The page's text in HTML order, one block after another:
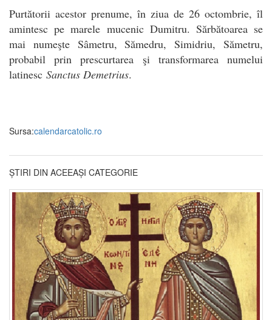
Purtătorii acestor prenume, în ziua de 26 octombrie, îl
amintesc pe marele mucenic Dumitru. Sărbătoarea se
mai numeşte Sâmetru, Sămedru, Simidriu, Sămetru,
probabil prin prescurtarea şi transformarea numelui
latinesc Sanctus Demetrius.
Sursa:calendarcatolic.ro
ȘTIRI DIN ACEEAȘI CATEGORIE